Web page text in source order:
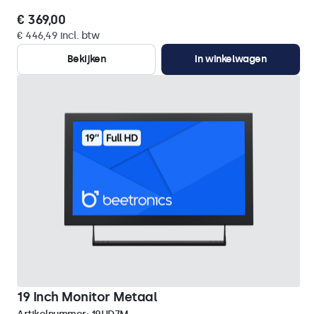
€ 369,00
€ 446,49 incl. btw
Bekijken
In winkelwagen
19 Inch Monitor Metaal